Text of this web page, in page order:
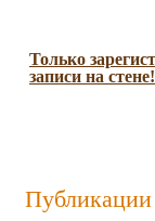
Только
записи на стене!
Публикации